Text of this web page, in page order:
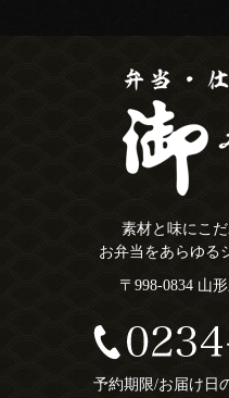
素材と味にこ
お弁当をあらゆる
〒998-0834 山
予約期限/お届け日